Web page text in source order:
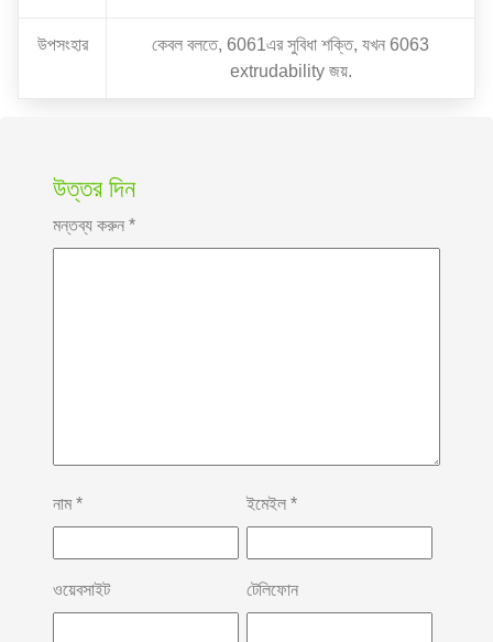
উপসংহার
কেবল বলতে, 6061এর সুবিধা শক্তি, যখন 6063
extrudability জয়.
উত্তর দিন
মন্তব্য করুন *
নাম* ইমেইল *
ওয়েবসাইট টেলিফোন